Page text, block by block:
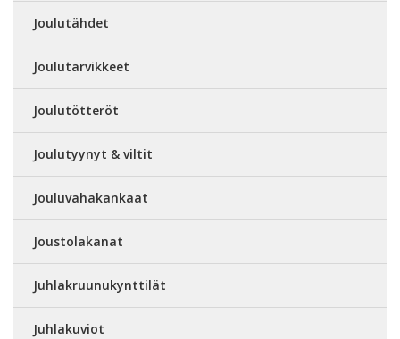
Joulutähdet
Joulutarvikkeet
Joulutötteröt
Joulutyynyt & viltit
Jouluvahakankaat
Joustolakanat
Juhlakruunukynttilät
Juhlakuviot